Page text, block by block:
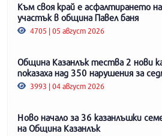
Към своя край е асфалтирането
участък в община Павел баня
4705 | 05 август 2026
Община Казанлък тества 2 нови
показаха над 350 нарушения за
3993 | 04 август 2026
Ново начало за 36 казанлъшки
на Община Казанлък